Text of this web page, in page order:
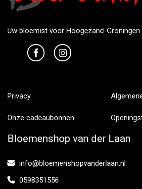
Uw bloemist voor Hoogezand-Groningen
Privacy
Onze cadeaubonnen
Bloemenshop van der Laan
info@bloemenshopvanderlaan.nl
0598351556